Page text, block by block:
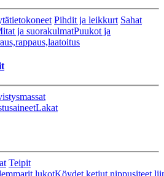
Pihdit ja leikkurt Sahat
ja suorakulmatPuukot ja
Lakat
Teipit